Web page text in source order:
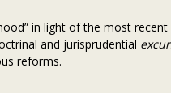
in light of the most
and jurisprudential
reforms.